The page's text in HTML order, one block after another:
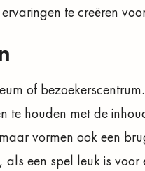
te creëren
of
te houden met de
vormen ook een
een spel leuk is voor